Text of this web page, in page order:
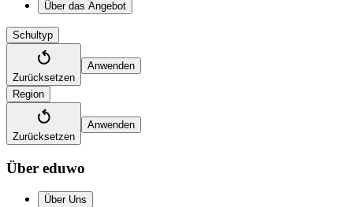
Über das Angebot
Schultyp
Zurücksetzen
Anwenden
Region
Zurücksetzen
Anwenden
Über eduwo
Über Uns